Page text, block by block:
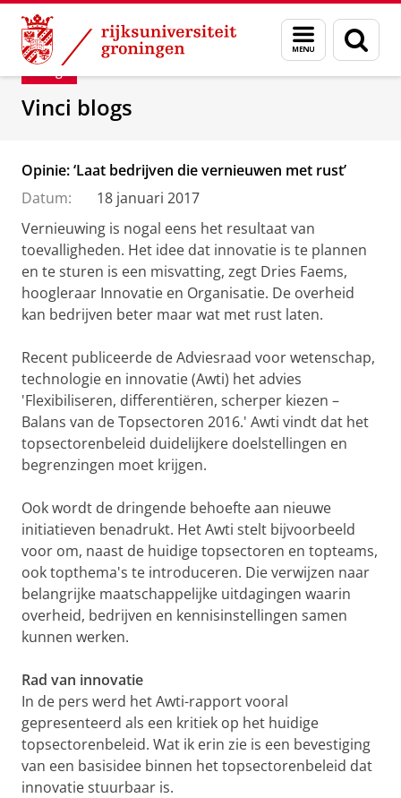
Skip
Content
Skip
Navigation
Menu
en
zoeken
Department of Innovation Management &
Blog
Vinci blogs
Opinie: ‘Laat bedrijven die vernieuwen met rust’
Datum:
18 januari 2017
Vernieuwing is nogal eens het resultaat van
toevalligheden. Het idee dat innovatie is te plannen
en te sturen is een misvatting, zegt Dries Faems,
hoogleraar Innovatie en Organisatie. De overheid
kan bedrijven beter maar wat met rust laten.
Recent publiceerde de Adviesraad voor wetenschap,
technologie en innovatie (Awti) het advies
'Flexibiliseren, differentiëren, scherper kiezen –
Balans van de Topsectoren 2016.' Awti vindt dat het
topsectorenbeleid duidelijkere doelstellingen en
begrenzingen moet krijgen.
Ook wordt de dringende behoefte aan nieuwe
initiatieven benadrukt. Het Awti stelt bijvoorbeeld
voor om, naast de huidige topsectoren en topteams,
ook topthema's te introduceren. Die verwijzen naar
belangrijke maatschappelijke uitdagingen waarin
overheid, bedrijven en kennisinstellingen samen
kunnen werken.
Rad van innovatie
In de pers werd het Awti-rapport vooral
gepresenteerd als een kritiek op het huidige
topsectorenbeleid. Wat ik erin zie is een bevestiging
van een basisidee binnen het topsectorenbeleid dat
innovatie stuurbaar is.